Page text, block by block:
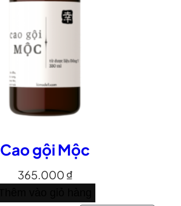
Cao gội Mộc
365.000 ₫